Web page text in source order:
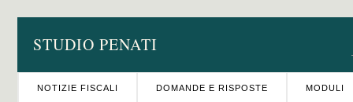
STUDIO PENATI
NOTIZIE FISCALI DOMANDE E RISPOSTE MODULI